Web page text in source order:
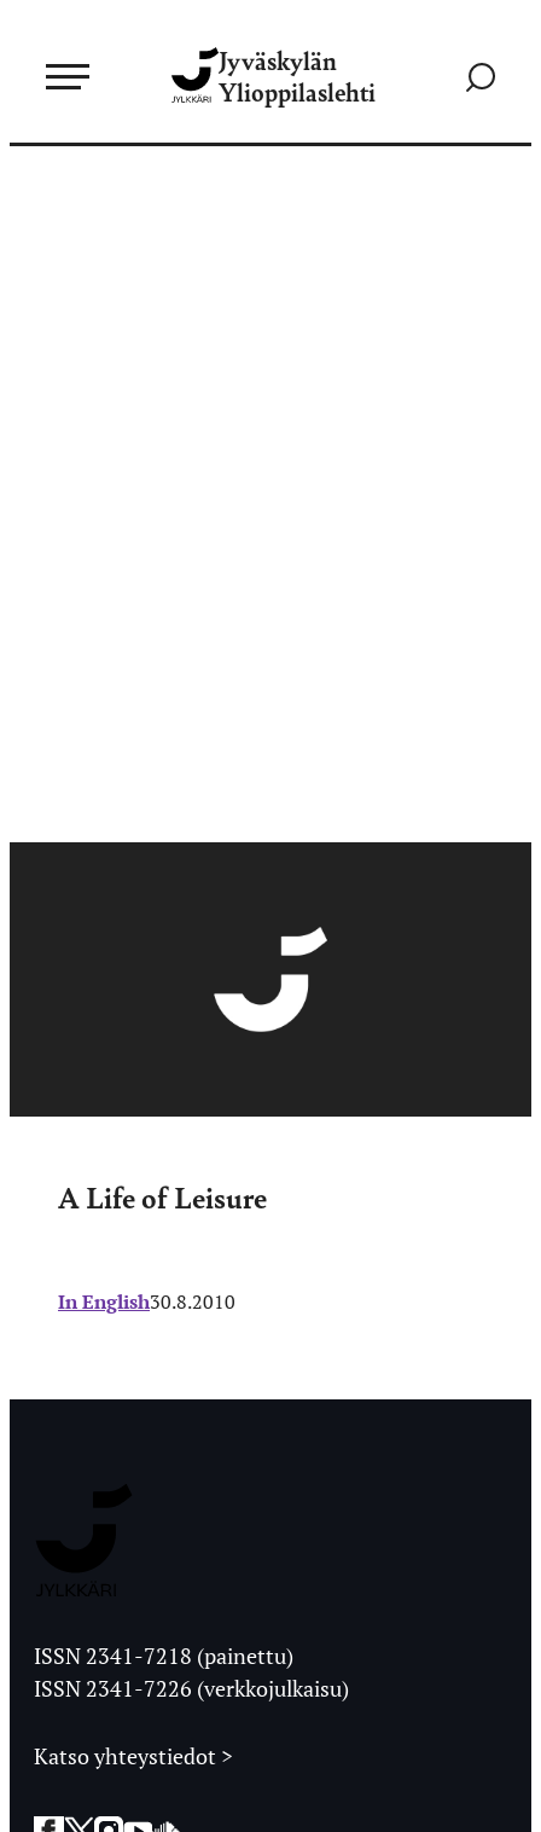
sisältöön
Jyväskylän
Ylioppilaslehti
Siirry
A Life of Leisure
In English30.8.2010
Ylioppilaslehti
ISSN 2341-7218 (painettu)
ISSN 2341-7226 (verkkojulkaisu)
Katso yhteystiedot >